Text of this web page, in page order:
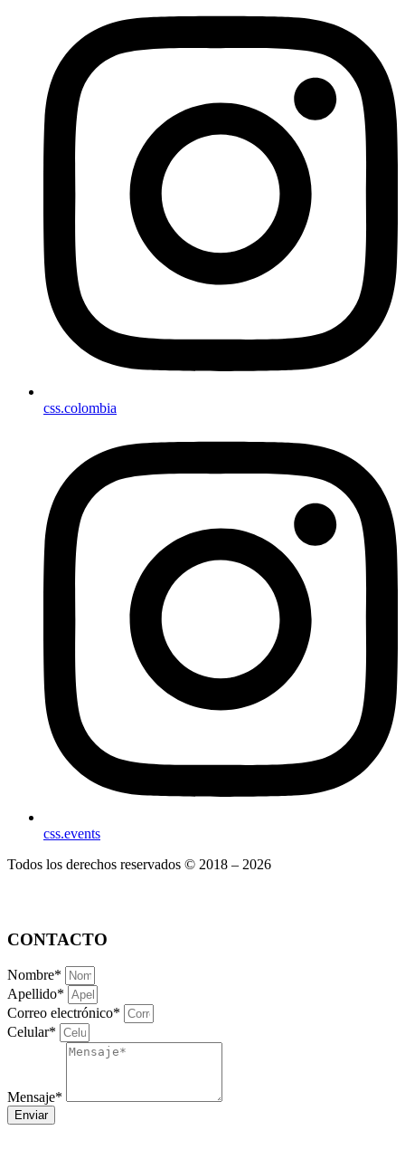
css.colombia
css.events
Todos los derechos reservados © 2018 – 2026
CONTACTO
Nombre*
Apellido*
Correo electrónico*
Celular*
Mensaje*
Enviar